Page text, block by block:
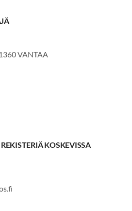
VANTAA
KOSKEVISSA